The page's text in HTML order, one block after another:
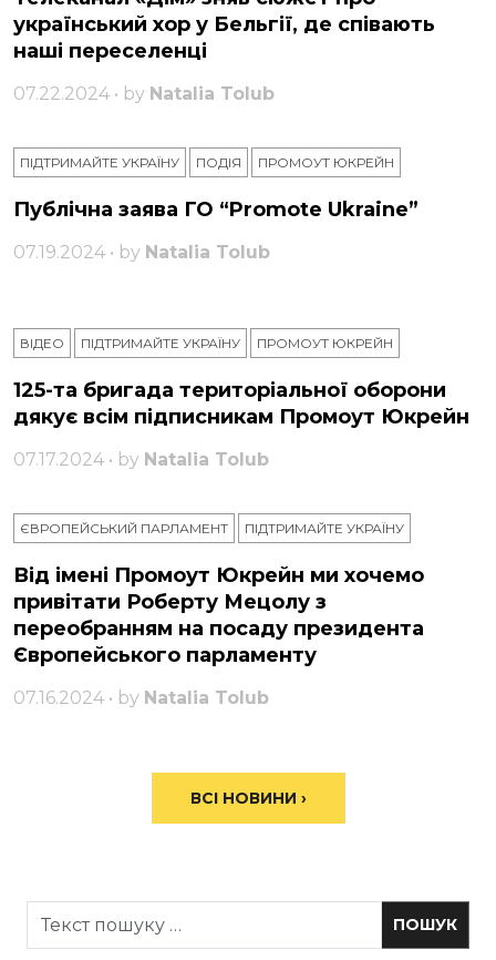
український хор у Бельгії, де співають
наші переселенці
07.22.2024 • by Natalia Tolub
ПІДТРИМАЙТЕ УКРАЇНУ ПОДІЯ ПРОМОУТ ЮКРЕЙН
Публічна заява ГО “Promote Ukraine”
07.19.2024 • by Natalia Tolub
ВІДЕО ПІДТРИМАЙТЕ УКРАЇНУ ПРОМОУТ ЮКРЕЙН
125-та бригада територіальної оборони
дякує всім підписникам Промоут Юкрейн
07.17.2024 • by Natalia Tolub
ЄВРОПЕЙСЬКИЙ ПАРЛАМЕНТ ПІДТРИМАЙТЕ УКРАЇНУ
Від імені Промоут Юкрейн ми хочемо
привітати Роберту Мецолу з
переобранням на посаду президента
Європейського парламенту
07.16.2024 • by Natalia Tolub
ВСІ НОВИНИ ›